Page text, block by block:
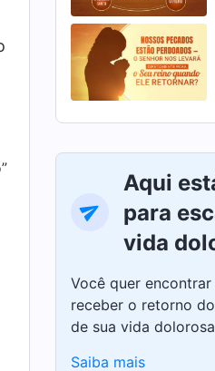
Aqui
para
vida
Você quer
receber o retorno
de sua vida
Saiba mais